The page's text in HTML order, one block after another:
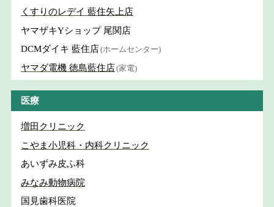
くすりのレデイ 藍住矢上店
ヤマザキYショップ 尾関店
DCMダイキ 藍住店(ホームセンター)
ヤマダ電機 徳島藍住店(家電)
医療
増田クリニック
こやま小児科・内科クリニック
あいずみ皮ふ科
みなみ動物病院
国見歯科医院